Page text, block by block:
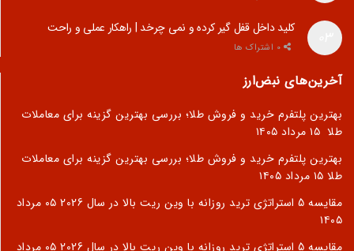
کلید داخل قفل گیر کرده و نمی چرخد | راهکار عملی و راحت
آخرین‌های نبض‌ارز
بهترین پلتفرم خرید و فروش طلا؛ بررسی بهترین گزینه برای معاملات
طلا ۱۵ مرداد ۱۴۰۵
بهترین پلتفرم خرید و فروش طلا؛ بررسی بهترین گزینه برای معاملات
طلا ۱۵ مرداد ۱۴۰۵
مقایسه 5 استراتژی ترید روزانه با وین ریت بالا در سال 2026
۰۵ مرداد
۱۴۰۵
مقایسه 5 استراتژی ترید روزانه با وین ریت بالا در سال 2026
۰۵ مرداد